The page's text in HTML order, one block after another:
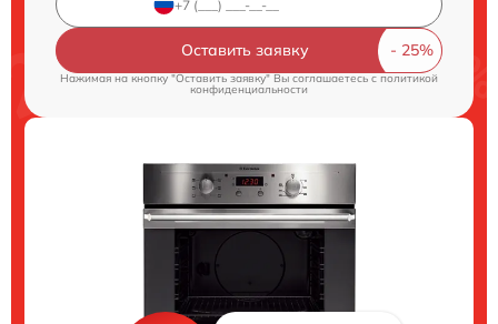
Оставить заявку
Нажимая на кнопку "Оставить заявку" Вы соглашаетесь cполитикой
конфиденциальности